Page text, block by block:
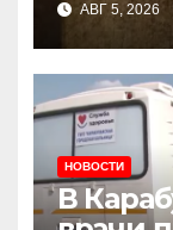
АВГ 5, 2026
НОВОСТИ
В